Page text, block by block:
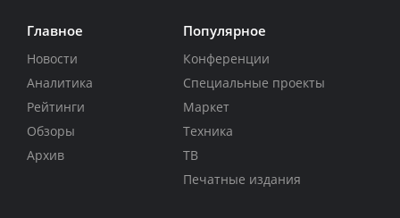
Главное
Новости
Аналитика
Рейтинги
Обзоры
Архив
Популярное
Конференции
Специальные проекты
Маркет
Техника
ТВ
Печатные издания